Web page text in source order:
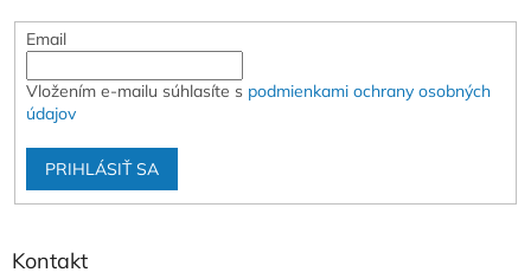
Email
Vložením e-mailu súhlasíte s podmienkami ochrany osobných
údajov
PRIHLÁSIŤ SA
Kontakt